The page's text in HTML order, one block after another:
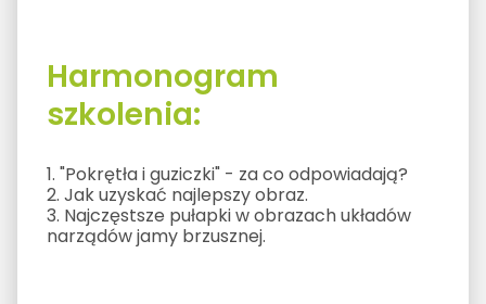
Harmonogram
szkolenia:
1. "Pokrętła i guziczki" - za co odpowiadają?
2. Jak uzyskać najlepszy obraz.
3. Najczęstsze pułapki w obrazach układów
narządów jamy brzusznej.